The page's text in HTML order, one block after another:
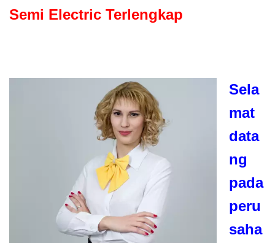
Semi Electric Terlengkap
Sela
mat
data
ng
pada
peru
saha